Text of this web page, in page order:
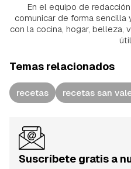
En el equipo de
comunicar de forma
con la cocina, hogar,
Temas relacionados
recetas recetas san
Suscríbete gratis a